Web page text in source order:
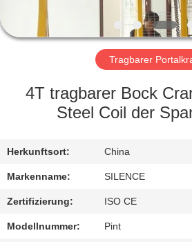
FABRIK-
TRETEN
SIE
MIT
UNS
Tragbarer
4T tragbarer Bock
Steel Coil der
Herkunftsort: China
Markenname: SILENCE
Zertifizierung: ISO CE
Modellnummer: Pint